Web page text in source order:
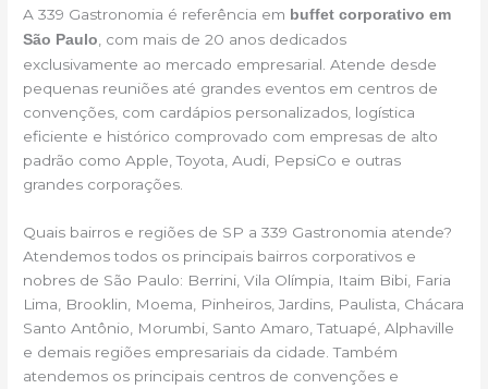
A 339 Gastronomia é referência em buffet corporativo em
São Paulo , com mais de 20 anos dedicados
exclusivamente ao mercado empresarial. Atende desde
pequenas reuniões até grandes eventos em centros de
convenções, com cardápios personalizados, logística
eficiente e histórico comprovado com empresas de alto
padrão como Apple, Toyota, Audi, PepsiCo e outras
grandes corporações.
Quais bairros e regiões de SP a 339 Gastronomia atende?
Atendemos todos os principais bairros corporativos e
nobres de São Paulo: Berrini, Vila Olímpia, Itaim Bibi, Faria
Lima, Brooklin, Moema, Pinheiros, Jardins, Paulista, Chácara
Santo Antônio, Morumbi, Santo Amaro, Tatuapé, Alphaville
e demais regiões empresariais da cidade. Também
atendemos os principais centros de convenções e